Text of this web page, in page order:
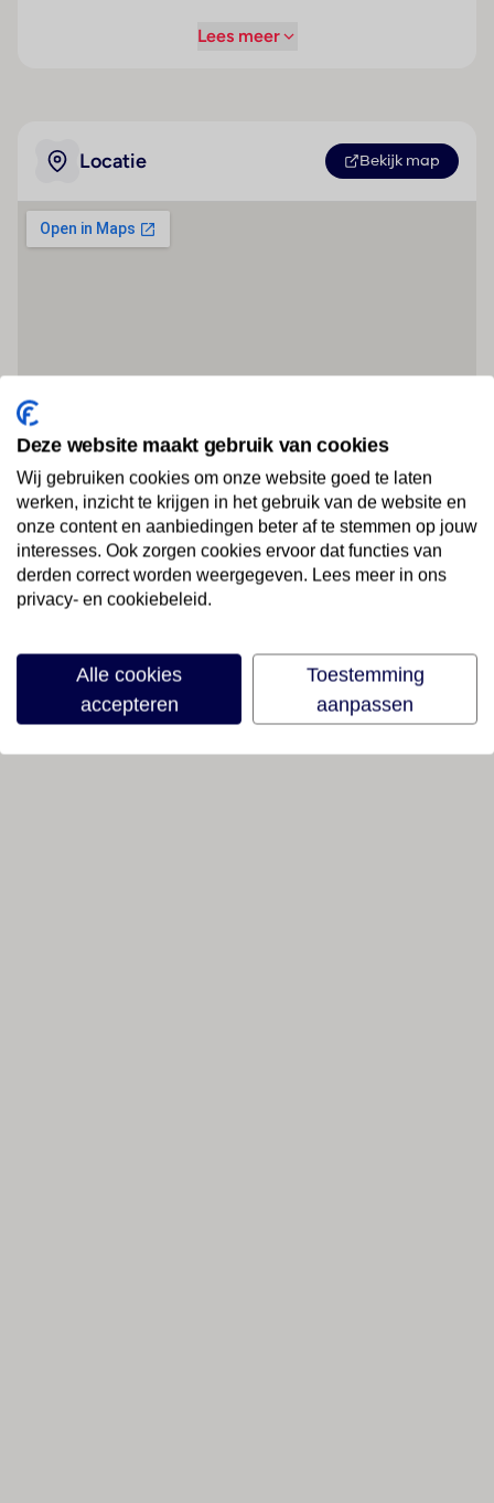
Lees meer
Locatie Bekijk map
Deze website maakt gebruik van cookies
Wij gebruiken cookies om onze website goed te laten
werken, inzicht te krijgen in het gebruik van de website en
onze content en aanbiedingen beter af te stemmen op jouw
interesses. Ook zorgen cookies ervoor dat functies van
derden correct worden weergegeven. Lees meer in ons
privacy- en cookiebeleid.
Alle cookies
accepteren
Toestemming
aanpassen